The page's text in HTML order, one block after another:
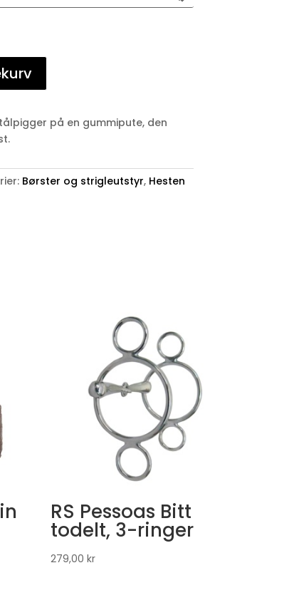
på en gummipute, den
Børster og strigleutstyr, Hesten
RS Pessoas Bitt
todelt, 3-ringer
279,00 kr